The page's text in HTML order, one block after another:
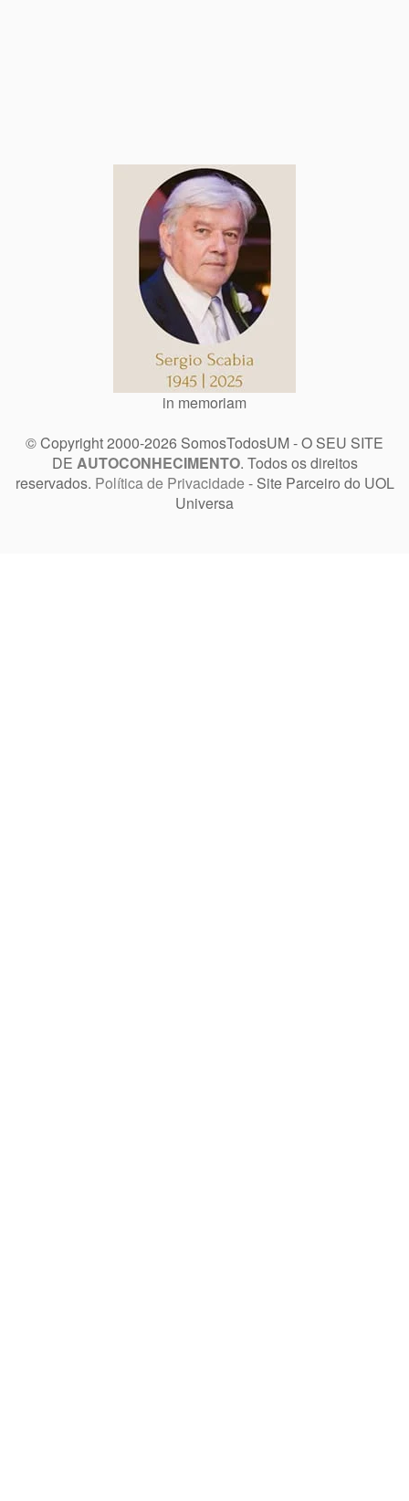
in memoriam
© Copyright 2000-2026 SomosTodosUM - O SEU SITE
DE AUTOCONHECIMENTO. Todos os direitos
reservados. Política de Privacidade - Site Parceiro do UOL
Universa